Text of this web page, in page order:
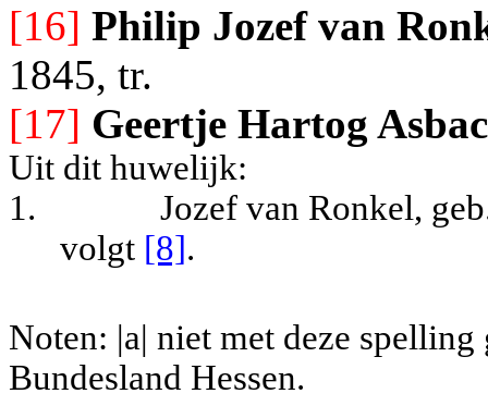
[16] Philip Jozef van
1845, tr.
[17] Geertje Hartog
Uit dit huwelijk:
1.
Jozef van Ronkel,
volgt [8].
Noten: |a| niet met deze
Bundesland Hessen.